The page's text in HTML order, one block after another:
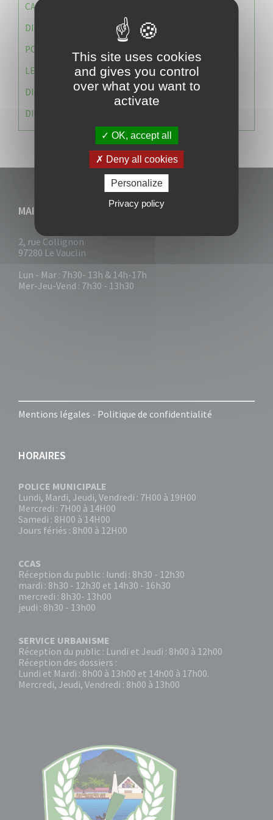
CAISSE DES ÉCOLES
DIRECTION DES SERVICES TECHNIQUES
POLICE MUNICIPALE
LE CABINET DU MAIRE
DIRECTION DES RESSOURCES ET MOYENS
DIRECTION DU DEVELLOPPEMENT URBAIN DURABL
MAIRIE DU VAUCLIN
2, rue Collignon
97280 Le Vauclin
Lun - Mar : 7h30- 13h & 14h-17h
Mer-Jeu-Vend : 7h30 - 13h30
Mentions légales - Politique de confidentialité
HORAIRES
POLICE MUNICIPALE
Lundi, Mardi, Jeudi, Vendredi : 7H00 à 19H00
Mercredi : 7H00 à 14H00
Samedi : 8H00 à 14H00
Jours fériés : 8h00 à 12H00
CCAS
Réception du public : lundi : 8h30 - 12h30
mardi : 8h30 - 12h30 et 14h30 - 16h30
mercredi : 8h30- 13h00
jeudi : 8h30 - 13h00
SERVICE URBANISME
Réception du public : Lundi et Jeudi : 8h00 à 12h00
Réception des dossiers :
Lundi et Mardi : 8h00 à 13h00 et 14h00 à 17h00.
Mercredi, Jeudi, Vendredi : 8h00 à 13h00
This site uses cookies
and gives you control
over what you want to
activate
OK, accept all
Deny all cookies
Personalize
Privacy policy